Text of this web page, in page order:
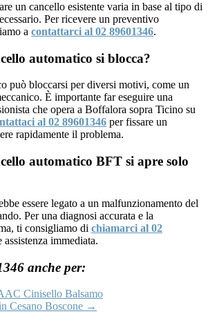
un cancello esistente varia in base al tipo di
Per ricevere un preventivo
a contattarci al 02 89601346.
automatico si blocca?
può bloccarsi per diversi motivi, come un
È importante far eseguire una
che opera a Boffalora sopra Ticino su
al 02 89601346 per fissare un
rapidamente il problema.
automatico BFT si apre solo
essere legato a un malfunzionamento del
Per una diagnosi accurata e la
ti consigliamo di chiamarci al 02
assistenza immediata.
anche per:
Cinisello Balsamo
Cesano Boscone →